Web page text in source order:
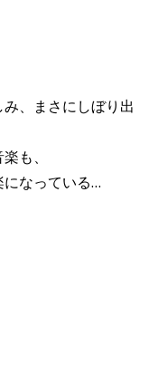
、まさにしぼり出
も、
なっている…